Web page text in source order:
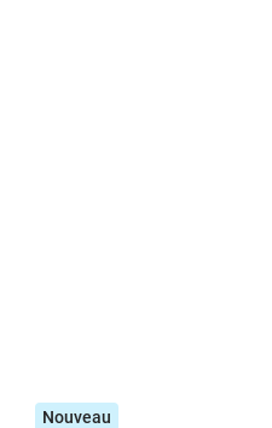
Nouveau